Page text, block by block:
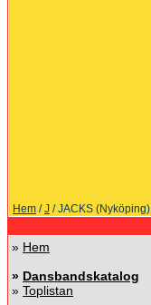
Hem /J / JACKS (Nyköping)
» Hem
» Dansbandskatalog
» Toplistan